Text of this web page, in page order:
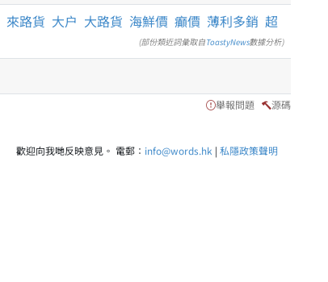
來路貨 大户 大路貨 海鮮價 癲價 薄利多銷 超
(部份類近詞彙取自ToastyNews數據分析)
舉報問題 源碼
歡迎向我哋反映意見。 電郵： info@words.hk | 私隱政策聲明